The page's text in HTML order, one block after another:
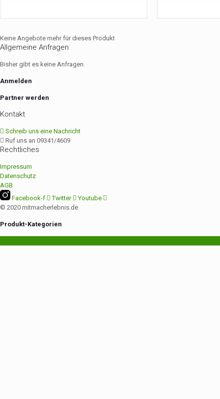
Keine Angebote mehr für dieses Produkt
Allgemeine Anfragen
Bisher gibt es keine Anfragen.
Anmelden
Partner werden
Kontakt
Schreib uns eine Nachricht
Ruf uns an 09341/4609
Rechtliches
Impressum
Datenschutz
AGB
Facebook-f
Twitter
Youtube
© 2020 mitmacherlebnis.de
Produkt-Kategorien